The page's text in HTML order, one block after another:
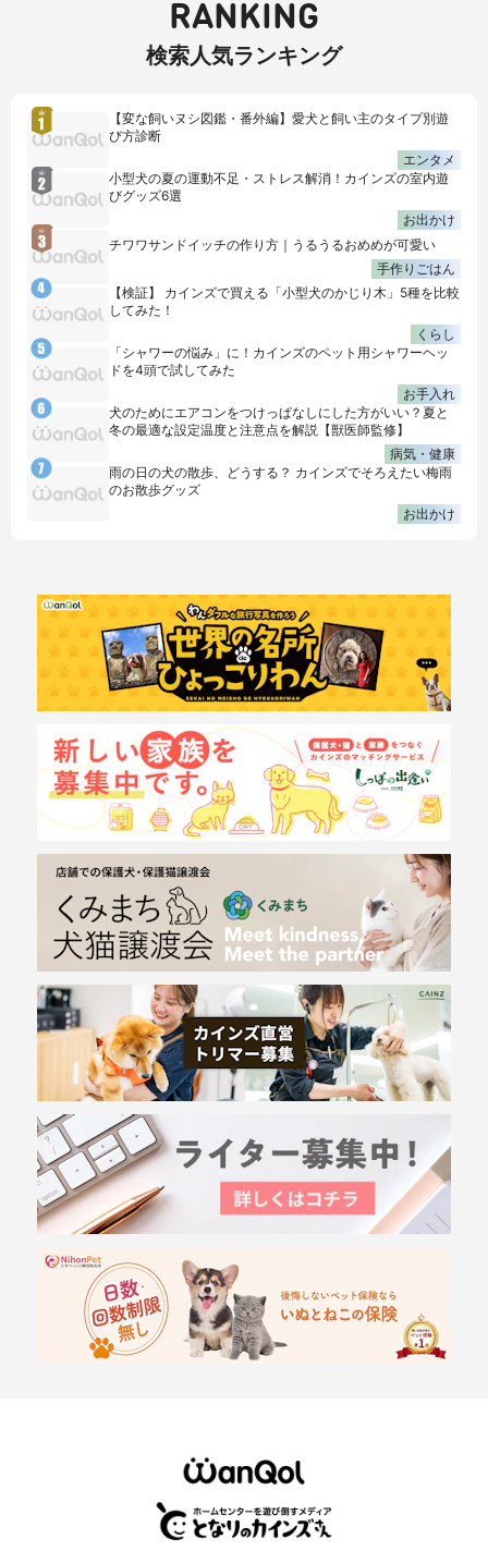
RANKING
検索人気ランキング
【変な飼いヌシ図鑑・番外編】愛犬と飼い主のタイプ別遊
び方診断
エンタメ
小型犬の夏の運動不足・ストレス解消！カインズの室内遊
びグッズ6選
お出かけ
チワワサンドイッチの作り方｜うるうるおめめが可愛い
手作りごはん
【検証】 カインズで買える「小型犬のかじり木」5種を比較
してみた！
くらし
「シャワーの悩み」に！カインズのペット用シャワーヘッ
ドを4頭で試してみた
お手入れ
犬のためにエアコンをつけっぱなしにした方がいい？夏と
冬の最適な設定温度と注意点を解説【獣医師監修】
病気・健康
雨の日の犬の散歩、どうする？ カインズでそろえたい梅雨
のお散歩グッズ
お出かけ